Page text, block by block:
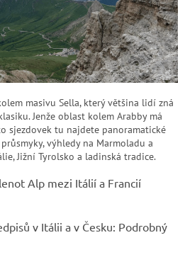
masivu Sella, který většina lidí zná
Jenže oblast kolem Arabby má
sjezdovek tu najdete panoramatické
výhledy na Marmoladu a
Jižní Tyrolsko a ladinská tradice.
Alp mezi Itálií a Francií
v Itálii a v Česku: Podrobný